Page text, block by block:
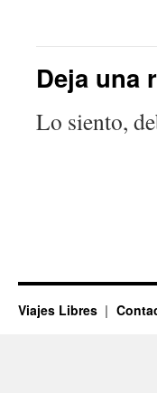
Deja una
Lo siento,
Viajes Libres